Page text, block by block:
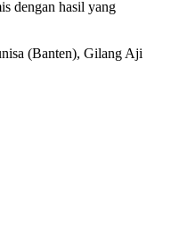
dengan hasil yang
(Banten), Gilang Aji